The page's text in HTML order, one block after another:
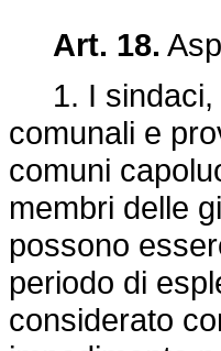
Art. 18.
1. I sindaci, i
comunali e
comuni
membri delle
possono
periodo di
considerato